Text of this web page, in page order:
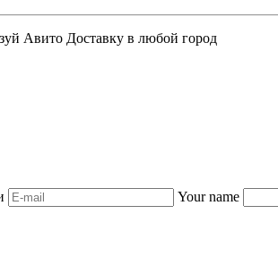
Авито Доставку в любой город
Your name